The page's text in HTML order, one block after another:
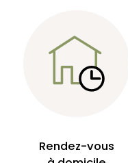
Rendez-vous